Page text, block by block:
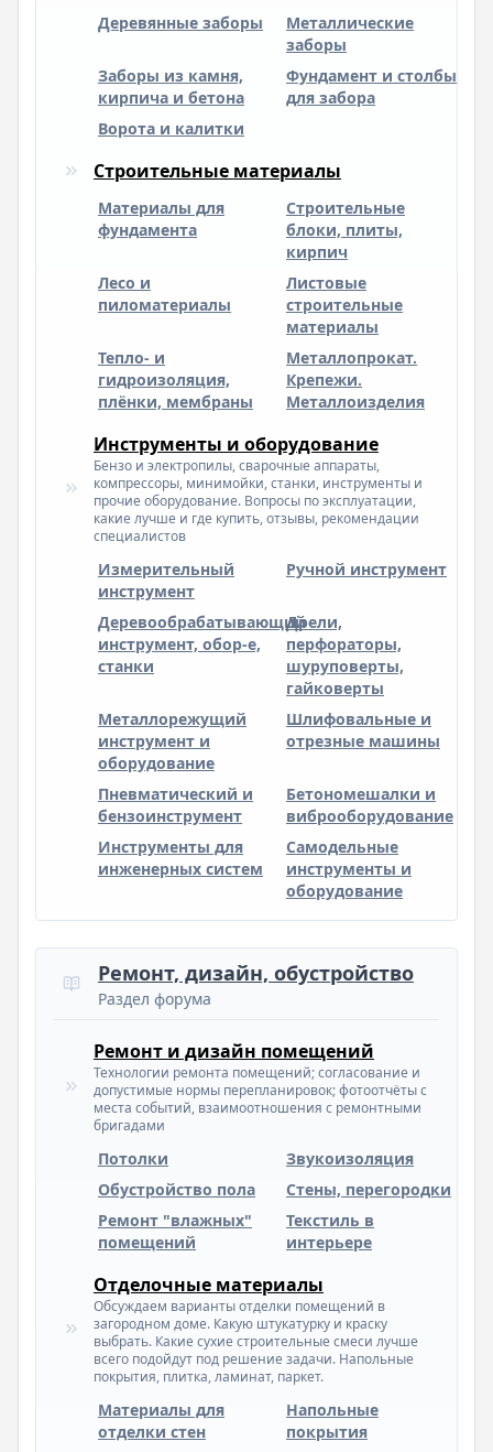
Деревянные заборы
Металлические
заборы
Заборы из камня,
кирпича и бетона
Фундамент и столбы
для забора
Ворота и калитки
Строительные материалы
Материалы для
фундамента
Строительные
блоки, плиты,
кирпич
Лесо и
пиломатериалы
Листовые
строительные
материалы
Тепло- и
гидроизоляция,
плёнки, мембраны
Металлопрокат.
Крепежи.
Металлоизделия
Инструменты и оборудование
Бензо и электропилы, сварочные аппараты,
компрессоры, минимойки, станки, инструменты и
прочие оборудование. Вопросы по эксплуатации,
какие лучше и где купить, отзывы, рекомендации
специалистов
Измерительный
инструмент
Ручной инструмент
Деревообрабатывающий
инструмент, обор-е,
станки
Дрели,
перфораторы,
шуруповерты,
гайковерты
Металлорежущий
инструмент и
оборудование
Шлифовальные и
отрезные машины
Пневматический и
бензоинструмент
Бетономешалки и
виброоборудование
Инструменты для
инженерных систем
Самодельные
инструменты и
оборудование
Ремонт, дизайн, обустройство
Раздел форума
Ремонт и дизайн помещений
Технологии ремонта помещений; согласование и
допустимые нормы перепланировок; фотоотчёты с
места событий, взаимоотношения с ремонтными
бригадами
Потолки
Звукоизоляция
Обустройство пола
Стены, перегородки
Ремонт "влажных"
помещений
Текстиль в
интерьере
Отделочные материалы
Обсуждаем варианты отделки помещений в
загородном доме. Какую штукатурку и краску
выбрать. Какие сухие строительные смеси лучше
всего подойдут под решение задачи. Напольные
покрытия, плитка, ламинат, паркет.
Материалы для
отделки стен
Напольные
покрытия